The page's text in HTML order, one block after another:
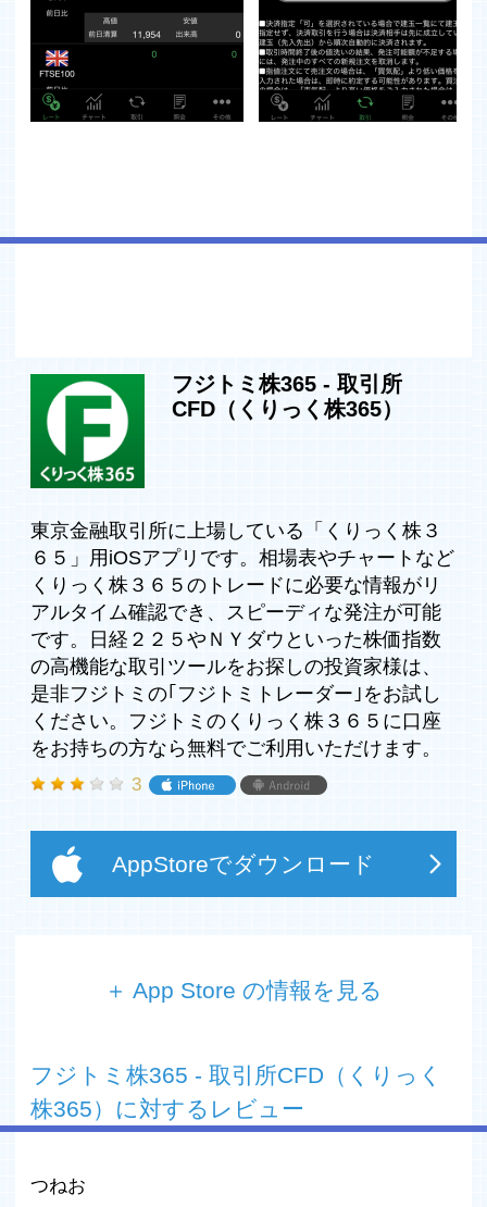
フジトミ株365 ‐ 取引所
CFD（くりっく株365）
東京金融取引所に上場している「くりっく株３
６５」用iOSアプリです。相場表やチャートなど
くりっく株３６５のトレードに必要な情報がリ
アルタイム確認でき、スピーディな発注が可能
です。日経２２５やＮＹダウといった株価指数
の高機能な取引ツールをお探しの投資家様は、
是非フジトミの｢フジトミトレーダー｣をお試し
ください。フジトミのくりっく株３６５に口座
をお持ちの方なら無料でご利用いただけます。
3
AppStoreでダウンロード
＋ App Store の情報を見る
のトレードに必要な情報がリアルタイム確認でき、スピー
ディな発注が可能です。
日経２２５やＮＹダウといった株価指数の高機能な取引ツ
５に口座をお持ちの方なら無料でご利用いただけます。
フジトミ株365 ‐ 取引所CFD（くりっく
株365）に対するレビュー
つねお